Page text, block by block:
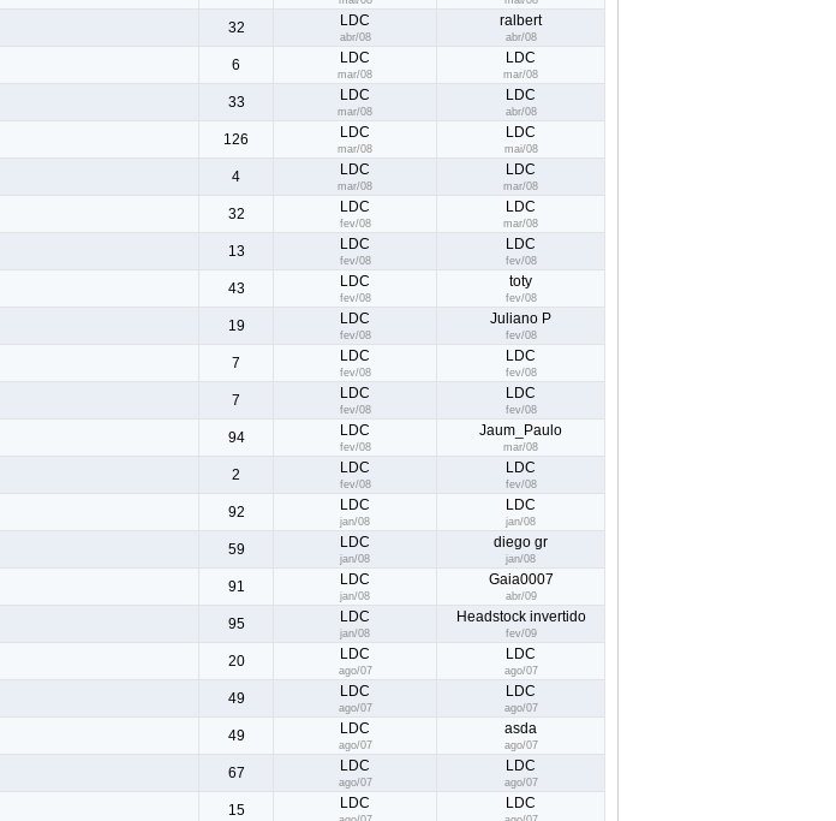
32 LDC
abr/08
ralbert
abr/08
6 LDC
mar/08
LDC
mar/08
33 LDC
mar/08
LDC
abr/08
126 LDC
mar/08
LDC
mai/08
4 LDC
mar/08
LDC
mar/08
32 LDC
fev/08
LDC
mar/08
13 LDC
fev/08
LDC
fev/08
43 LDC
fev/08
toty
fev/08
19 LDC
fev/08
Juliano P
fev/08
7 LDC
fev/08
LDC
fev/08
7 LDC
fev/08
LDC
fev/08
94 LDC
fev/08
Jaum_Paulo
mar/08
2 LDC
fev/08
LDC
fev/08
92 LDC
jan/08
LDC
jan/08
59 LDC
jan/08
diego gr
jan/08
91 LDC
jan/08
Gaia0007
abr/09
95 LDC
jan/08
Headstock invertido
fev/09
20 LDC
ago/07
LDC
ago/07
49 LDC
ago/07
LDC
ago/07
49 LDC
ago/07
asda
ago/07
67 LDC
ago/07
LDC
ago/07
15 LDC LDC